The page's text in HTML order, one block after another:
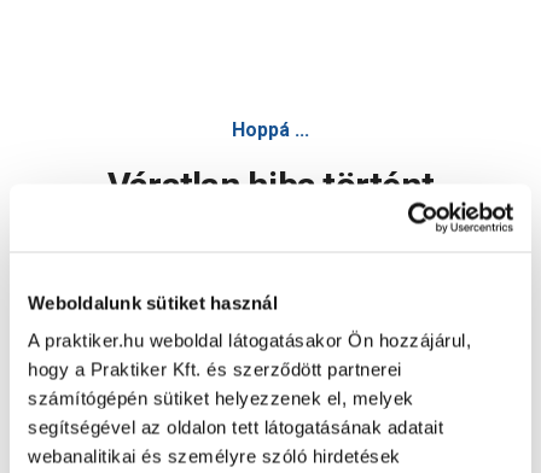
Weboldalunk sütiket használ
A praktiker.hu weboldal látogatásakor Ön hozzájárul,
hogy a Praktiker Kft. és szerződött partnerei
számítógépén sütiket helyezzenek el, melyek
segítségével az oldalon tett látogatásának adatait
webanalitikai és személyre szóló hirdetések
Hoppá ...
Váratlan hiba történt
Oldal újratöltése